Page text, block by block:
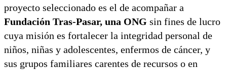
proyecto seleccionado es el de acompañar a
Fundación Tras-Pasar, una ONG sin fines de lucro
cuya misión es fortalecer la integridad personal de
niños, niñas y adolescentes, enfermos de cáncer, y
sus grupos familiares carentes de recursos o en